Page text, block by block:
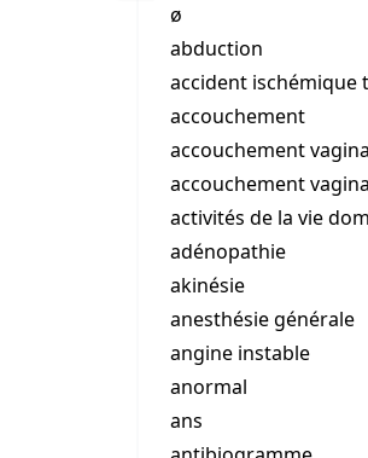
ø
abduction
accident ischémique
accouchement
accouchement
accouchement
activités de la vie
adénopathie
akinésie
anesthésie générale
angine instable
anormal
ans